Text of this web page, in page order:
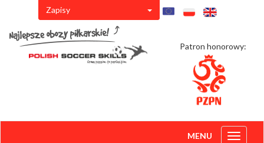
Zapisy
Patron honorowy:
Toggle
MENU